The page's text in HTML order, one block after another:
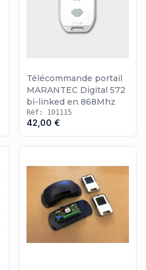
Télécommande portail
MARANTEC Digital 572
bi-linked en 868Mhz
Réf: 101115
42,00 €